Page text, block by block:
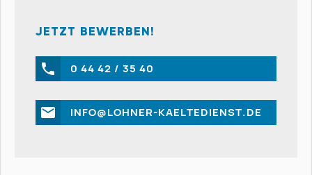
JETZT BEWERBEN!
0 44 42 / 35 40
INFO@LOHNER-KAELTEDIENST.DE